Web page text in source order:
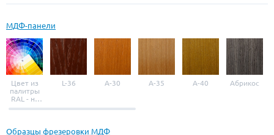
МДФ-панели
Цвет из
палитры
RAL - на
выбор
L-36 A-30 A-35 A-40 Абрикос
Образцы фрезеровки МДФ